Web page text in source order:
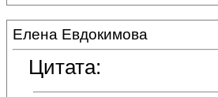
Елена Евдокимова
Цитата: